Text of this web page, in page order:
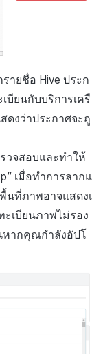
ายชื่อ Hive ประก
บียนกับบริการเครื
งว่าประกาศจะถู
วจสอบและทำให้
เมื่อทำการลากแ
นที่ภาพอาจแสดงเ
ะเบียนภาพไม่รอง
หากคุณกำลังอัปโ